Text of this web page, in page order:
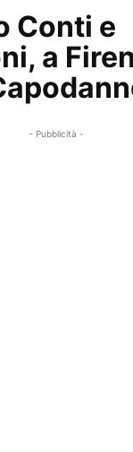
Conti e
a
- Pubblicità -